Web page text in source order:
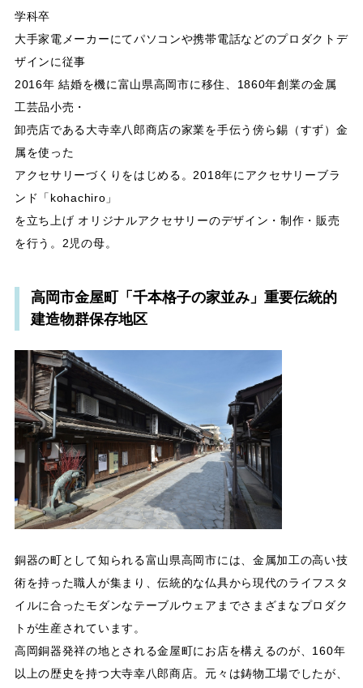
学科卒
大手家電メーカーにてパソコンや携帯電話などのプロダクトデ
ザインに従事
2016年 結婚を機に富山県高岡市に移住、1860年創業の金属
工芸品小売・
卸売店である大寺幸八郎商店の家業を手伝う傍ら錫（すず）金
属を使った
アクセサリーづくりをはじめる。2018年にアクセサリーブラ
ンド「kohachiro」
を立ち上げ オリジナルアクセサリーのデザイン・制作・販売
を行う。2児の母。
高岡市金屋町「千本格子の家並み」重要伝統的
建造物群保存地区
銅器の町として知られる富山県高岡市には、金属加工の高い技
術を持った職人が集まり、伝統的な仏具から現代のライフスタ
イルに合ったモダンなテーブルウェアまでさまざまなプロダク
トが生産されています。
高岡銅器発祥の地とされる金屋町にお店を構えるのが、160年
以上の歴史を持つ大寺幸八郎商店。元々は鋳物工場でしたが、